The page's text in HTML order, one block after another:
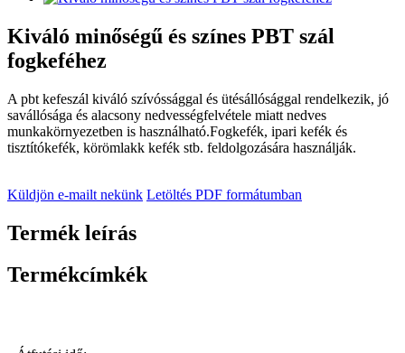
Kiváló minőségű és színes PBT szál
fogkeféhez
A pbt kefeszál kiváló szívóssággal és ütésállósággal rendelkezik, jó
savállósága és alacsony nedvességfelvétele miatt nedves
munkakörnyezetben is használható.Fogkefék, ipari kefék és
tisztítókefék, körömlakk kefék stb. feldolgozására használják.
Küldjön e-mailt nekünk Letöltés PDF formátumban
Termék leírás
Termékcímkék